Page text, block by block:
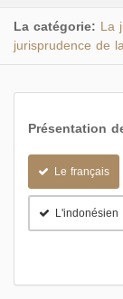
La catégorie: La
jurisprudence de
Présentation
Le français
L'indonésien